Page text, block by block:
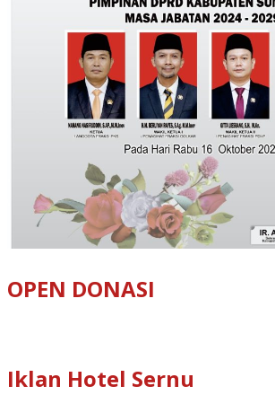
OPEN DONASI
Iklan Hotel Sernu